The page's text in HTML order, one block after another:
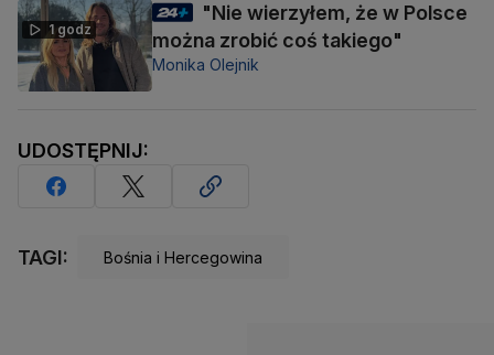
1 godz
"Nie wierzyłem, że w Polsce
można zrobić coś takiego"
Monika Olejnik
UDOSTĘPNIJ:
TAGI: Bośnia i Hercegowina